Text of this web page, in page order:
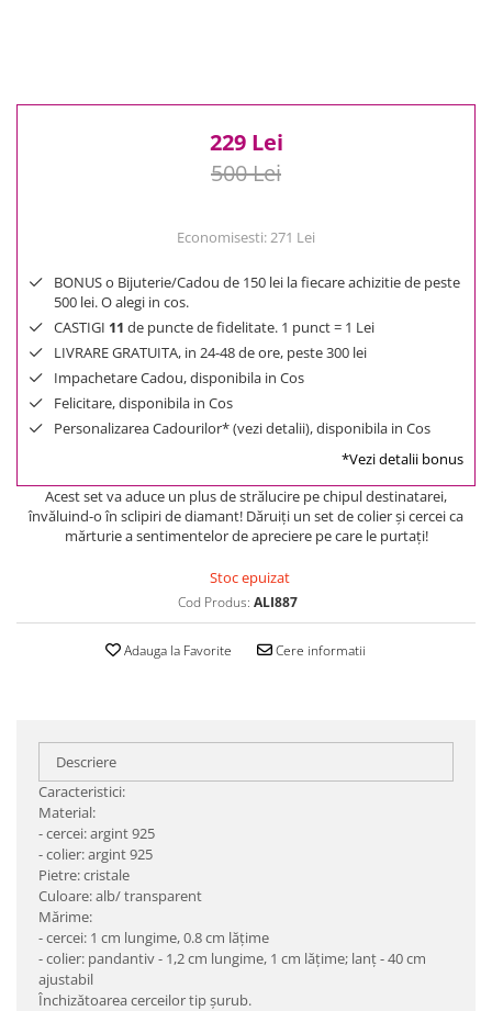
229 Lei
500 Lei
Economisesti:271 Lei
BONUS o Bijuterie/Cadou de 150 lei la fiecare achizitie de peste
500 lei. O alegi in cos.
CASTIGI 11 de puncte de fidelitate. 1 punct = 1 Lei
LIVRARE GRATUITA, in 24-48 de ore, peste 300 lei
Impachetare Cadou, disponibila in Cos
Felicitare, disponibila in Cos
Personalizarea Cadourilor* (vezi detalii), disponibila in Cos
*Vezi detalii bonus
Acest set va aduce un plus de strălucire pe chipul destinatarei,
învăluind-o în sclipiri de diamant! Dăruiți un set de colier și cercei ca
mărturie a sentimentelor de apreciere pe care le purtați!
Stoc epuizat
Cod Produs: ALI887
Adauga la Favorite Cere informatii
Descriere
Caracteristici:
Material:
- cercei: argint 925
- colier: argint 925
Pietre: cristale
Culoare: alb/ transparent
Mărime:
- cercei: 1 cm lungime, 0.8 cm lățime
- colier: pandantiv - 1,2 cm lungime, 1 cm lățime; lanț - 40 cm
ajustabil
Închizătoarea cerceilor tip șurub.